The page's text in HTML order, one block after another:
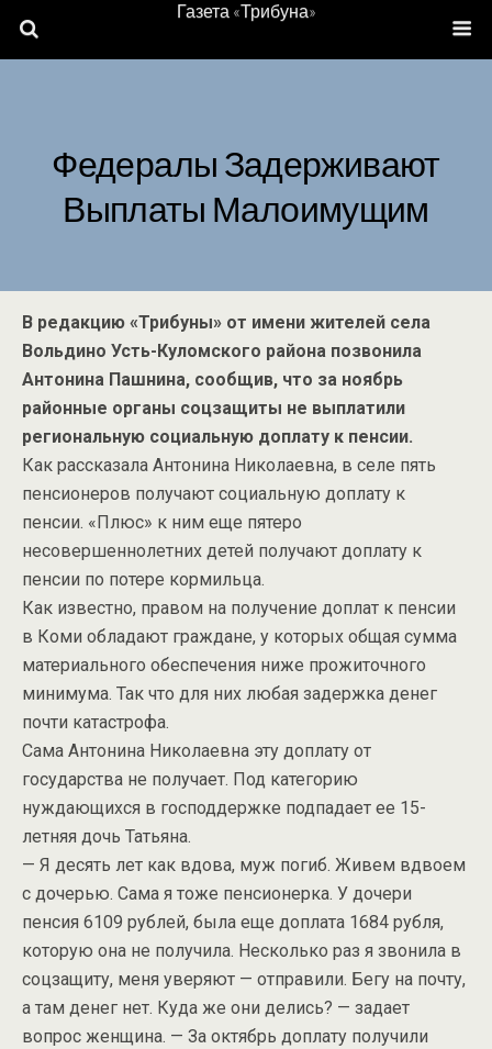
Газета «Трибуна»
Федералы Задерживают
Выплаты Малоимущим
В редакцию «Трибуны» от имени жителей села
Вольдино Усть-Куломского района позвонила
Антонина Пашнина, сообщив, что за ноябрь
районные органы соцзащиты не выплатили
региональную социальную доплату к пенсии.
Как рассказала Антонина Николаевна, в селе пять
пенсионеров получают социальную доплату к
пенсии. «Плюс» к ним еще пятеро
несовершеннолетних детей получают доплату к
пенсии по потере кормильца.
Как известно, правом на получение доплат к пенсии
в Коми обладают граждане, у которых общая сумма
материального обеспечения ниже прожиточного
минимума. Так что для них любая задержка денег
почти катастрофа.
Сама Антонина Николаевна эту доплату от
государства не получает. Под категорию
нуждающихся в господдержке подпадает ее 15-
летняя дочь Татьяна.
— Я десять лет как вдова, муж погиб. Живем вдвоем
с дочерью. Сама я тоже пенсионерка. У дочери
пенсия 6109 рублей, была еще доплата 1684 рубля,
которую она не получила. Несколько раз я звонила в
соцзащиту, меня уверяют — отправили. Бегу на почту,
а там денег нет. Куда же они делись? — задает
вопрос женщина. — За октябрь доплату получили